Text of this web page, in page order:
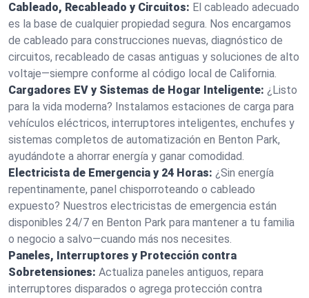
Cableado, Recableado y Circuitos: El cableado adecuado
es la base de cualquier propiedad segura. Nos encargamos
de cableado para construcciones nuevas, diagnóstico de
circuitos, recableado de casas antiguas y soluciones de alto
voltaje—siempre conforme al código local de California.
Cargadores EV y Sistemas de Hogar Inteligente: ¿Listo
para la vida moderna? Instalamos estaciones de carga para
vehículos eléctricos, interruptores inteligentes, enchufes y
sistemas completos de automatización en Benton Park,
ayudándote a ahorrar energía y ganar comodidad.
Electricista de Emergencia y 24 Horas: ¿Sin energía
repentinamente, panel chisporroteando o cableado
expuesto? Nuestros electricistas de emergencia están
disponibles 24/7 en Benton Park para mantener a tu familia
o negocio a salvo—cuando más nos necesites.
Paneles, Interruptores y Protección contra
Sobretensiones: Actualiza paneles antiguos, repara
interruptores disparados o agrega protección contra